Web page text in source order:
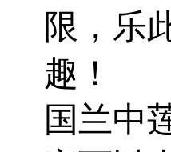
限，乐
趣！
国兰中